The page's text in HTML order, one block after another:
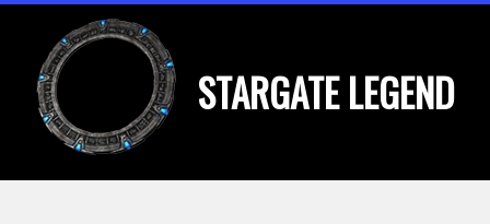
content
STARGATE LEGEND